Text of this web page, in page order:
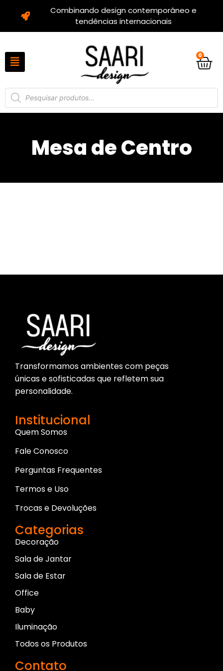
Combinando design contemporâneo e
tendências internacionais
0
Mesa de Centro
Transformamos ambientes com peças
únicas e sofisticadas que refletem sua
personalidade.
Institucional
Quem Somos
Fale Conosco
Perguntas Frequentes
Termos e Uso
Trocas e Devoluções
Categorias
Decoração
Sala de Jantar
Sala de Estar
Office
Baby
Iluminação
Todos os Produtos
Contato